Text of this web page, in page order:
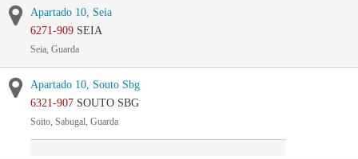
Apartado 10, Seia
6271-909 SEIA
Seia, Guarda
Apartado 10, Souto Sbg
6321-907 SOUTO SBG
Soito, Sabugal, Guarda